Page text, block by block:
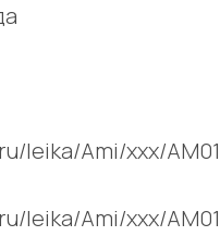
leika/Ami/xxx/
leika/Ami/xxx/